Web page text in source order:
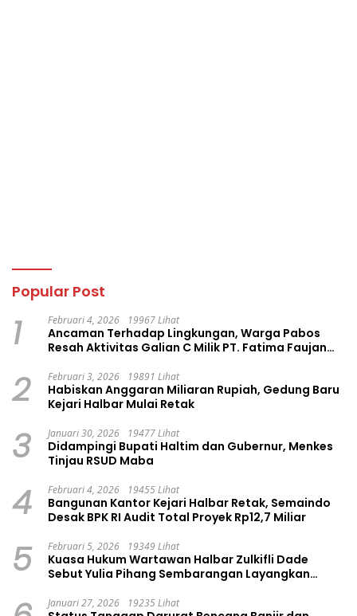
Popular Post
1 Februari 4, 2026 19967 Lihat
Ancaman Terhadap Lingkungan, Warga Pabos
Resah Aktivitas Galian C Milik PT. Fatima Faujan
2 Februari 3, 2026 19891 Lihat
Habiskan Anggaran Miliaran Rupiah, Gedung Baru
Kejari Halbar Mulai Retak
3 Januari 30, 2026 19477 Lihat
Didampingi Bupati Haltim dan Gubernur, Menkes
Tinjau RSUD Maba
4 Februari 4, 2026 19455 Lihat
Bangunan Kantor Kejari Halbar Retak, Semaindo
Desak BPK RI Audit Total Proyek Rp12,7 Miliar
5 Februari 5, 2026 19349 Lihat
Kuasa Hukum Wartawan Halbar Zulkifli Dade
Sebut Yulia Pihang Sembarangan Layangkan
Januari 27, 2026 19235 Lihat